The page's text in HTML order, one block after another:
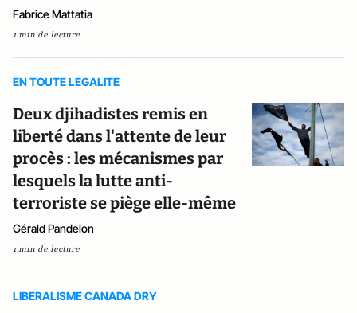
Fabrice Mattatia
1 min de lecture
EN TOUTE LEGALITE
Deux djihadistes remis en
liberté dans l'attente de leur
procès : les mécanismes par
lesquels la lutte anti-
terroriste se piège elle-même
Gérald Pandelon
1 min de lecture
LIBERALISME CANADA DRY